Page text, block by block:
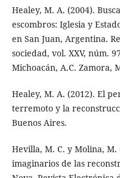
Healey, M. A. (2004).
escombros: Iglesia y
en San Juan, Argentina.
sociedad, vol. XXV, núm.
Michoacán, A.C. Zamora,
Healey, M. A. (2012). El
terremoto y la
Buenos Aires.
Hevilla, M. C. y Molina, M.
imaginarios de las